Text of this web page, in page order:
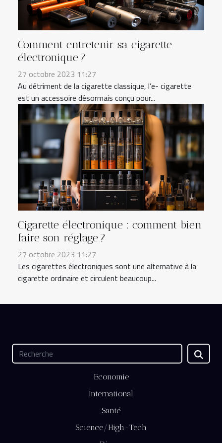
Comment entretenir sa cigarette
électronique ?
27 octobre 2023 11:27
Au détriment de la cigarette classique, l’e- cigarette
est un accessoire désormais conçu pour...
Cigarette électronique : comment bien
faire son réglage ?
27 octobre 2023 11:27
Les cigarettes électroniques sont une alternative à la
cigarette ordinaire et circulent beaucoup...
Economie
International
Santé
Science/High-Tech